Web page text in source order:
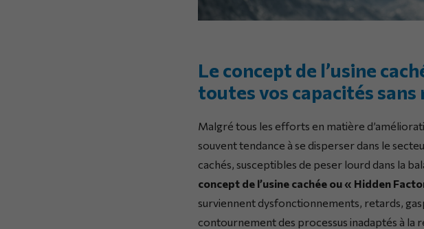
Le concept de l’usine
toutes vos capacités sans
Malgré tous les efforts en matière
souvent tendance à se disperser dans le
cachés, susceptibles de peser lourd dans la
concept de l’usine cachée ou « Hidden
surviennent dysfonctionnements, retards,
contournement des processus inadaptés à la